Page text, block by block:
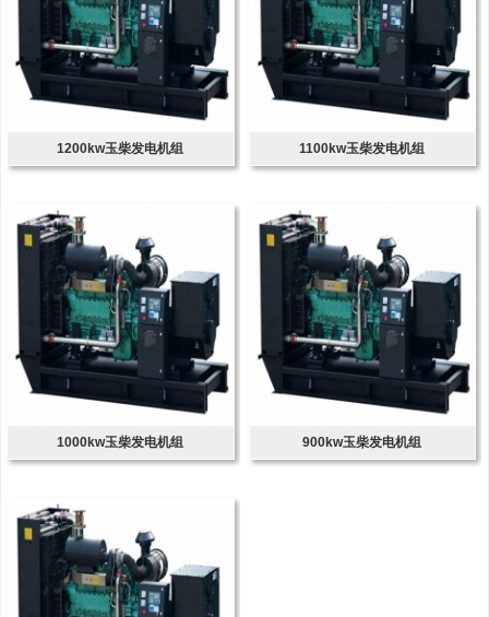
1200kw玉柴发电机组 1100kw玉柴发电机组
1000kw玉柴发电机组 900kw玉柴发电机组